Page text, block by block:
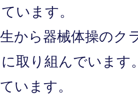
います。
から器械体操のク
取り組んでいます
います。